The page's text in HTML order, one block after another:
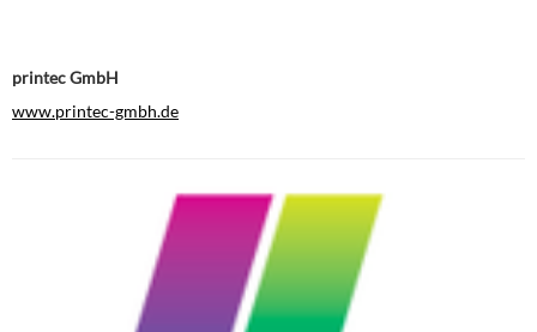
printec GmbH
www.printec-gmbh.de